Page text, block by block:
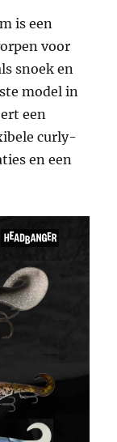
is een
voor
snoek en
model in
een
curly-
en een